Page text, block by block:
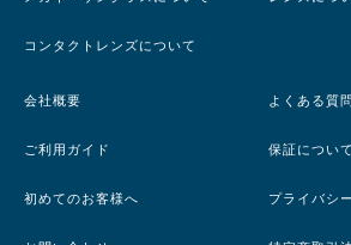
コンタクトレンズについて
会社概要 よくある質問
ご利用ガイド 保証について
初めてのお客様へ プライバシ